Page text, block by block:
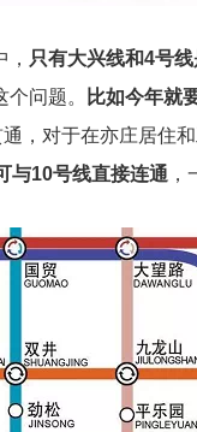
只有大兴线和4号
问题。
比如今年就
，对于在亦庄居住
与10号线直接连通